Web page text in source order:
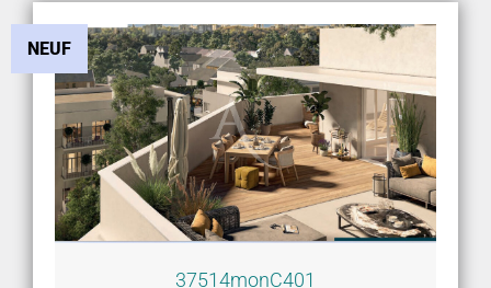
NEUF
37514monC401